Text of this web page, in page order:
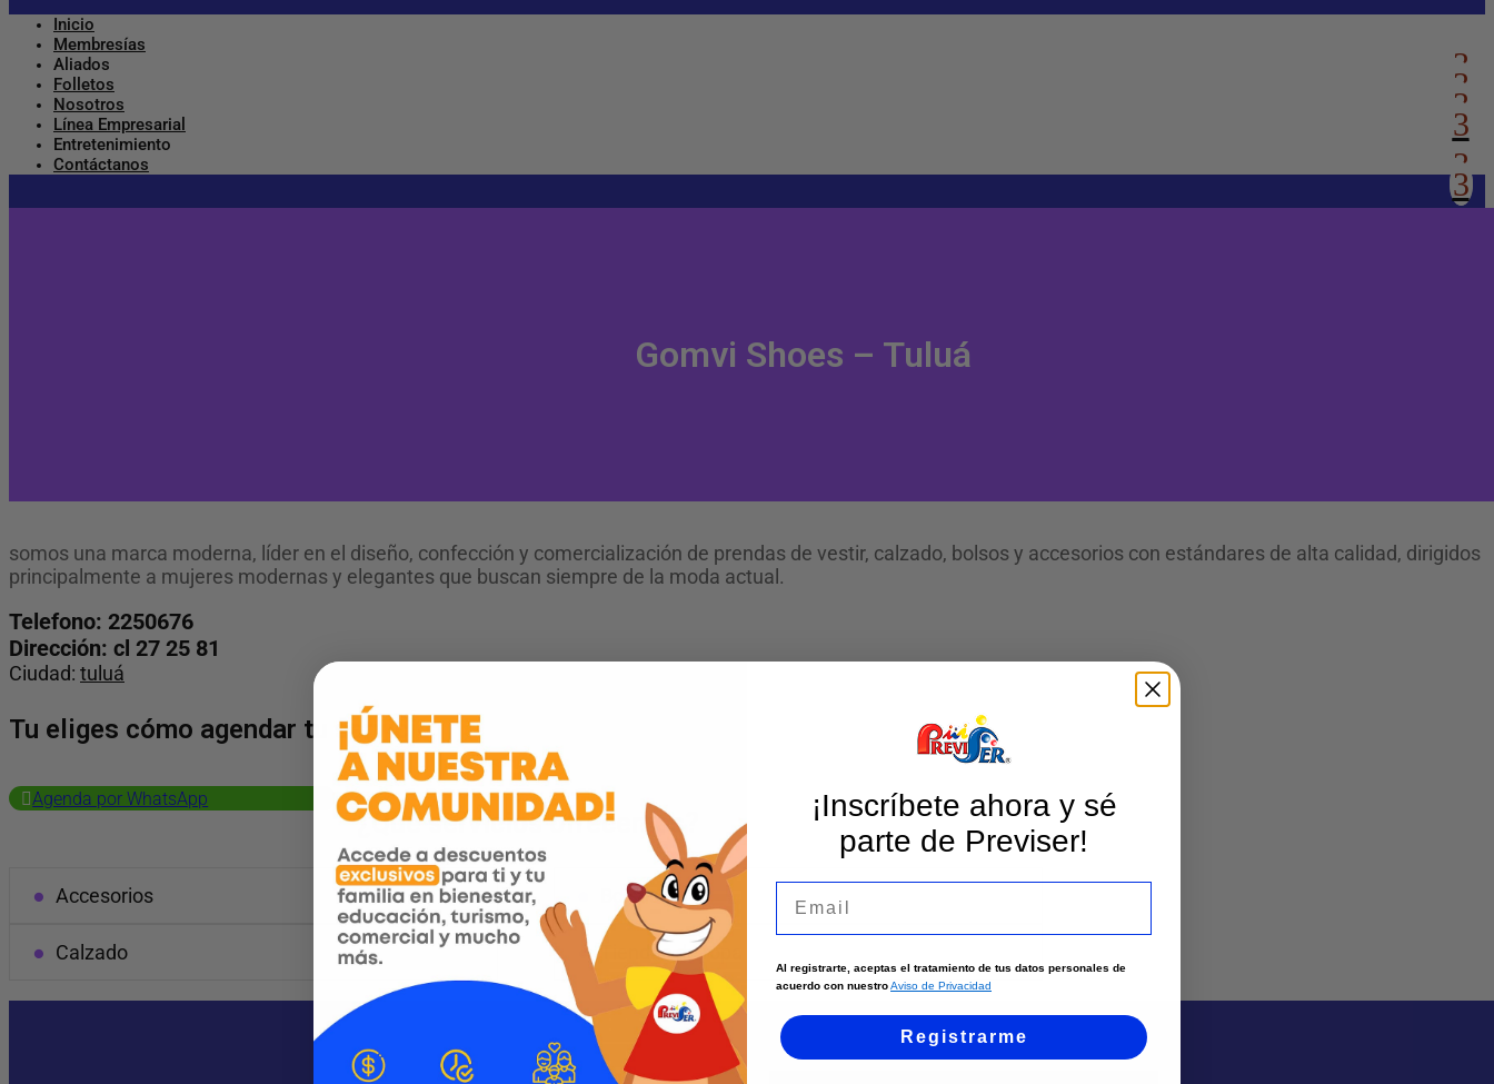
Inicio
Membresías
Aliados
Folletos
Nosotros
Línea Empresarial
Entretenimiento
Contáctanos
Gomvi Shoes – Tuluá
somos una marca moderna, líder en el diseño, confección y comercialización de prendas de vestir, calzado, bolsos y accesorios con estándares de alta calidad, dirigidos
principalmente a mujeres modernas y elegantes que buscan siempre de la moda actual.
Telefono: 2250676
Dirección: cl 27 25 81
Ciudad: tuluá
Tu eliges cómo agendar tu servicio
Agenda por WhatsApp
¿Qué servicios ofrecemos?
Accesorios Bolsos
Calzado Tiendas de ropa
¡Inscríbete ahora y sé
parte de Previser!
Al registrarte, aceptas el tratamiento de tus datos personales de
acuerdo con nuestroAviso de Privacidad
Registrarme